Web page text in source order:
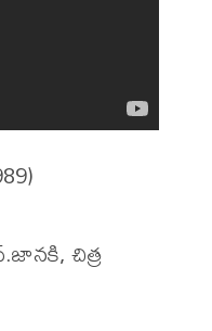
చిత్ర